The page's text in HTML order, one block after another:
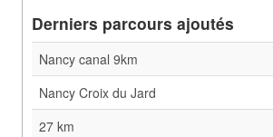
Derniers parcours ajoutés
Nancy canal 9km
Nancy Croix du Jard
27 km